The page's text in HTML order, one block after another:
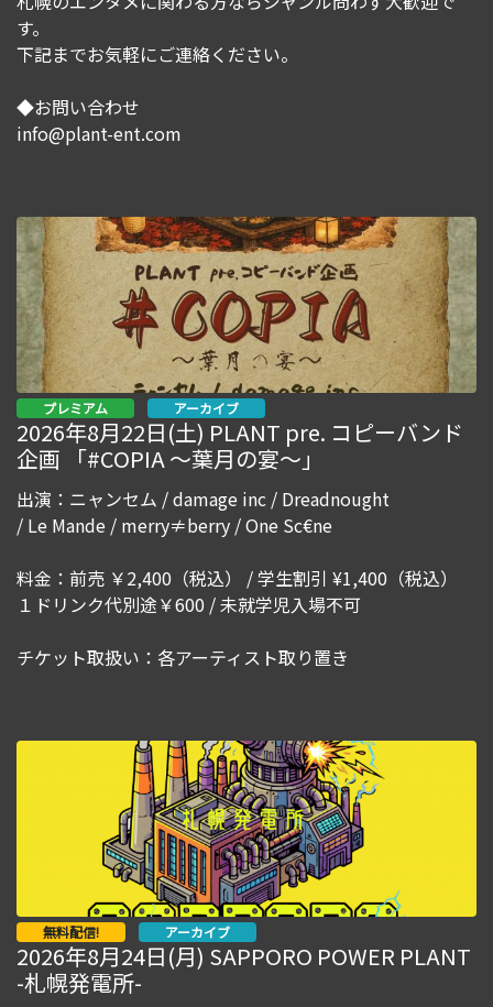
す。
下記までお気軽にご連絡ください。
◆お問い合わせ
info@plant-ent.com
プレミアム アーカイブ
2026年8月22日(土) PLANT pre. コピーバンド
企画 「#COPIA ～葉月の宴～」
出演：ニャンセム / damage inc / Dreadnought
/ Le Mande / merry≠berry / One Sc€ne
料金：前売 ￥2,400（税込） / 学生割引 ¥1,400（税込）
１ドリンク代別途￥600 / 未就学児入場不可
チケット取扱い：各アーティスト取り置き
無料配信! アーカイブ
2026年8月24日(月) SAPPORO POWER PLANT
-札幌発電所-